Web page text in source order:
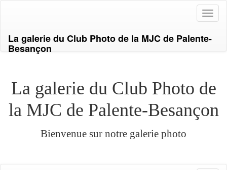
La galerie du Club Photo de la MJC de Palente-
Besançon
La galerie du Club Photo de
la MJC de Palente-Besançon
Bienvenue sur notre galerie photo